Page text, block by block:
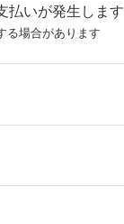
払いが発生します
る場合があります